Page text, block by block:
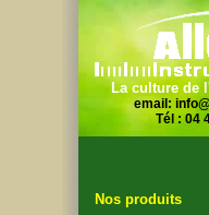
La culture de
email:
Tél : 04
Nos produits